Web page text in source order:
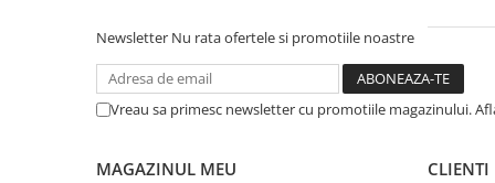
Newsletter Nu rata ofertele si promotiile noastre
Vreau sa primesc newsletter cu promotiile magazinului.
MAGAZINUL MEU CLIENTI